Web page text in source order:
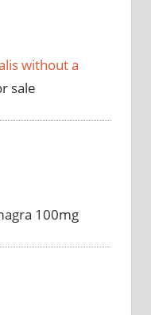
without a
sale
100mg